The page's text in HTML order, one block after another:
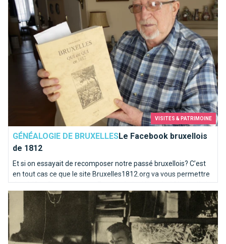
VISITES & PATRIMOINE
GÉNÉALOGIE DE BRUXELLESLe Facebook bruxellois
de 1812
Et si on essayait de recomposer notre passé bruxellois? C’est
en tout cas ce que le site Bruxelles1812.org va vous permettre
de vérifier. C’est un peu un Facebook du début du 19ème siècle
! Un site pour les généalogistes et les curieux.
Victor Horta, père de l’Art nouveau à Bruxelles